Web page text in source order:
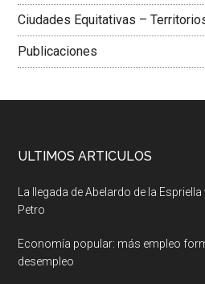
Ciudades Equitativas –
Publicaciones
ULTIMOS ARTICULOS
La llegada de Abelardo de la
Petro
Economía popular: más empleo
desempleo